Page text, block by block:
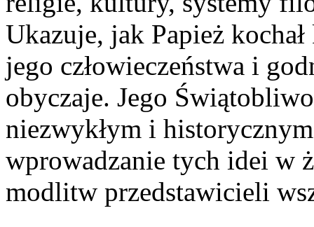
Ukazuje, jak Papież
jego człowieczeństwa i
obyczaje. Jego
niezwykłym i
wprowadzanie tych idei w
modlitw przedstawicieli